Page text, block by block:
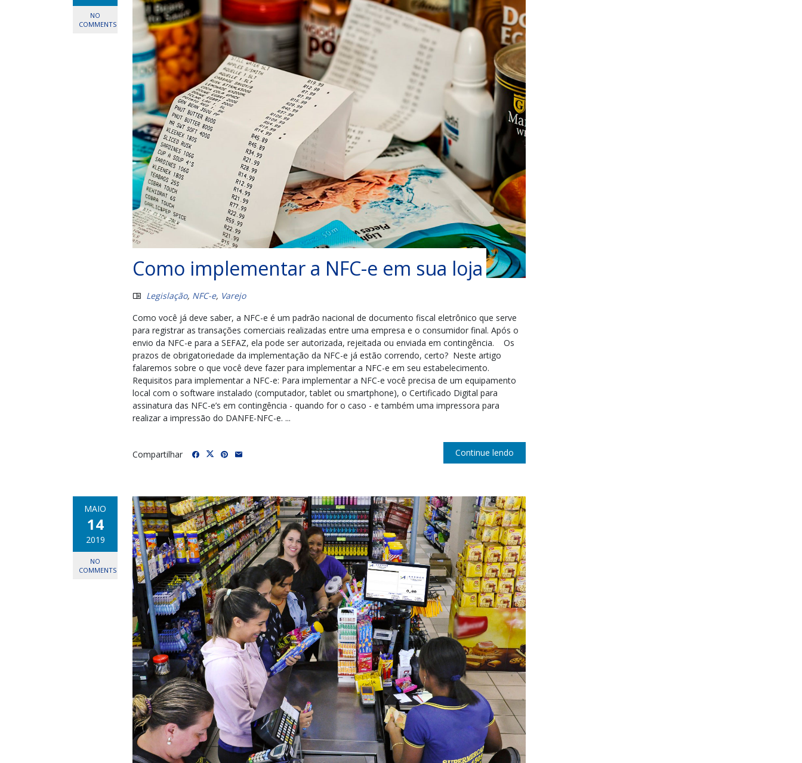
NO
COMMENTS
Como implementar a NFC-e em sua loja
Legislação, NFC-e, Varejo
Como você já deve saber, a NFC-e é um padrão nacional de documento fiscal eletrônico que serve
para registrar as transações comerciais realizadas entre uma empresa e o consumidor final. Após o
envio da NFC-e para a SEFAZ, ela pode ser autorizada, rejeitada ou enviada em contingência. Os
prazos de obrigatoriedade da implementação da NFC-e já estão correndo, certo? Neste artigo
falaremos sobre o que você deve fazer para implementar a NFC-e em seu estabelecimento.
Requisitos para implementar a NFC-e: Para implementar a NFC-e você precisa de um equipamento
local com o software instalado (computador, tablet ou smartphone), o Certificado Digital para
assinatura das NFC-e’s em contingência - quando for o caso - e também uma impressora para
realizar a impressão do DANFE-NFC-e. ...
Continue lendo
Compartilhar
MAIO
14
2019
NO
COMMENTS